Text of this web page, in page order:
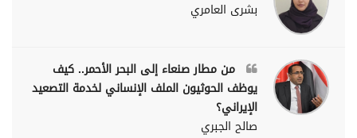
بشرى العامري
من مطار صنعاء إلى البحر الأحمر.. كيف
يوظف الحوثيون الملف الإنساني لخدمة التصعيد
الإيراني؟
صالح الجبري